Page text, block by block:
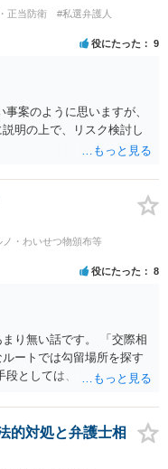
に入れられることはまず
というわけでもなけれ
います。少年院送致や逆
ます。 ただどうしても心
いう方法はあるかも知れ
に伝わりますので。
正当防衛
#私選弁護人
役にたった 9
案のように思いますが、
明の上で、リスク検討し
ノ・わいせつ物頒布等
役にたった 8
り無い話です。 「交際相
ートでは勾留場所を探す
としては、「○○県内」と
宛先人不在で戻って来な
があります。
的対処と弁護士相